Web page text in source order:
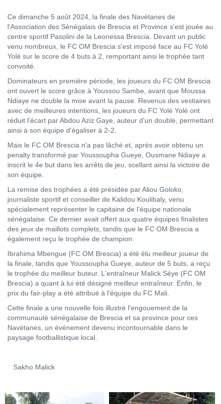
Ce dimanche 5 août 2024, la finale des Navétanes de
l'Association des Sénégalais de Brescia et Province s'est jouée au
centre sportif Pasolini de la Leonessa Brescia. Devant un public
venu nombreux, le FC OM Brescia s'est imposé face au FC Yolé
Yolé sur le score de 4 buts à 2, remportant ainsi le trophée tant
convoité.
Dominateurs en première période, les joueurs du FC OM Brescia
ont ouvert le score grâce à Youssou Sambe, avant que Moussa
Ndiaye ne double la mise avant la pause. Revenus des vestiaires
avec de meilleures intentions, les joueurs du FC Yolé Yolé ont
réduit l'écart par Abdou Aziz Gaye, auteur d'un doublé, permettant
ainsi à son équipe d'égaliser à 2-2.
Mais le FC OM Brescia n'a pas lâché et, après avoir obtenu un
penalty transformé par Youssoupha Gueye, Ousmane Ndiaye a
inscrit le 4e but dans les arrêts de jeu, scellant ainsi la victoire de
son équipe.
La remise des trophées a été présidée par Aliou Goloko,
journaliste sportif et conseiller de Kalidou Koulibaly, venu
spécialement représenter le capitaine de l'équipe nationale
sénégalaise. Ce dernier avait offert aux quatre équipes finalistes
des jeux de maillots complets, tandis que le FC OM Brescia a
également reçu le trophée de champion.
Ibrahima Mbengue (FC OM Brescia) a été élu meilleur joueur de
la finale, tandis que Youssoupha Gueye, auteur de 5 buts, a reçu
le trophée du meilleur buteur. L'entraîneur Malick Séye (FC OM
Brescia) a quant à lui été désigné meilleur entraîneur. Enfin, le
prix du fair-play a été attribué à l'équipe du FC Mali.
Cette finale a une nouvelle fois illustré l'engouement de la
communauté sénégalaise de Brescia et sa province pour ces
Navétanes, un événement devenu incontournable dans le
paysage footballistique local.
Sakho Malick